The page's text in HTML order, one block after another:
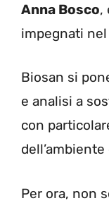
Anna Bosco,
impegnati
Biosan si
e analisi a
con
Per ora, non